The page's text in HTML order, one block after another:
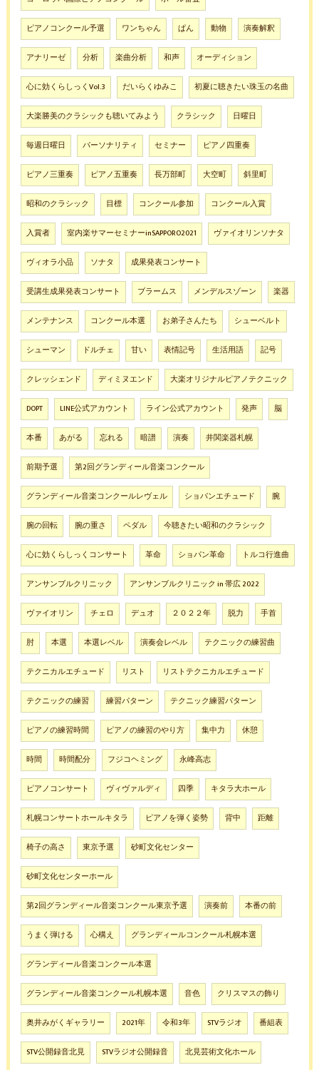
ピアノコンクール予選 ワンちゃん ぱん 動物 演奏解釈
アナリーゼ 分析 楽曲分析 和声 オーディション
心に効くらしっくVol.3 だいらくゆみこ 初夏に聴きたい珠玉の名曲
大楽勝美のクラシックも聴いてみよう クラシック 日曜日
毎週日曜日 パーソナリティ セミナー ピアノ四重奏
ピアノ三重奏 ピアノ五重奏 長万部町 大空町 斜里町
昭和のクラシック 目標 コンクール参加 コンクール入賞
入賞者 室内楽サマーセミナーinSAPPORO2021 ヴァイオリンソナタ
ヴィオラ小品 ソナタ 成果発表コンサート
受講生成果発表コンサート ブラームス メンデルスゾーン 楽器
メンテナンス コンクール本選 お弟子さんたち シューベルト
シューマン ドルチェ 甘い 表情記号 生活用語 記号
クレッシェンド ディミヌエンド 大楽オリジナルピアノテクニック
DOPT LINE公式アカウント ライン公式アカウント 発声 脳
本番 あがる 忘れる 暗譜 演奏 井関楽器札幌
前期予選 第2回グランディール音楽コンクール
グランディール音楽コンクールレヴェル ショパンエチュード 腕
腕の回転 腕の重さ ペダル 今聴きたい昭和のクラシック
心に効くらしっくコンサート 革命 ショパン革命 トルコ行進曲
アンサンブルクリニック アンサンブルクリニック in 帯広 2022
ヴァイオリン チェロ デュオ ２０２２年 脱力 手首
肘 本選 本選レベル 演奏会レベル テクニックの練習曲
テクニカルエチュード リスト リストテクニカルエチュード
テクニックの練習 練習パターン テクニック練習パターン
ピアノの練習時間 ピアノの練習のやり方 集中力 休憩
時間 時間配分 フジコヘミング 永峰高志
ピアノコンサート ヴィヴァルディ 四季 キタラ大ホール
札幌コンサートホールキタラ ピアノを弾く姿勢 背中 距離
椅子の高さ 東京予選 砂町文化センター
砂町文化センターホール
第2回グランディール音楽コンクール東京予選 演奏前 本番の前
うまく弾ける 心構え グランディールコンクール札幌本選
グランディール音楽コンクール本選
グランディール音楽コンクール札幌本選 音色 クリスマスの飾り
奥井みがくギャラリー 2021年 令和3年 STVラジオ 番組表
STV公開録音北見 STVラジオ公開録音 北見芸術文化ホール